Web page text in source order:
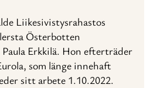
Liikesivistysrahastos
Österbotten
Erkkilä. Hon efterträder
som länge innehaft
sitt arbete 1.10.2022.